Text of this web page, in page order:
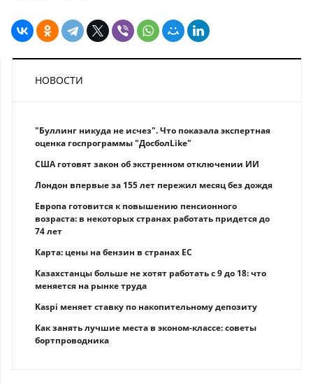
НОВОСТИ
"Буллинг никуда не исчез". Что показала экспертная
оценка госпрограммы "ДосболLike"
США готовят закон об экстренном отключении ИИ
Лондон впервые за 155 лет пережил месяц без дождя
Европа готовится к повышению пенсионного
возраста: в некоторых странах работать придется до
74 лет
Карта: цены на бензин в странах ЕС
Казахстанцы больше не хотят работать с 9 до 18: что
меняется на рынке труда
Kaspi меняет ставку по накопительному депозиту
Как занять лучшие места в эконом-классе: советы
бортпроводника